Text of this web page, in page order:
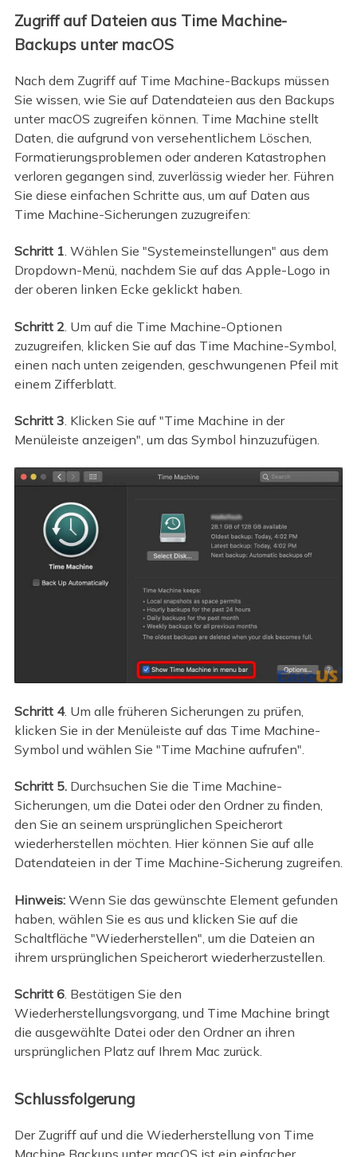
Zugriff auf Dateien aus Time Machine-
Backups unter macOS
Nach dem Zugriff auf Time Machine-Backups müssen
Sie wissen, wie Sie auf Datendateien aus den Backups
unter macOS zugreifen können. Time Machine stellt
Daten, die aufgrund von versehentlichem Löschen,
Formatierungsproblemen oder anderen Katastrophen
verloren gegangen sind, zuverlässig wieder her. Führen
Sie diese einfachen Schritte aus, um auf Daten aus
Time Machine-Sicherungen zuzugreifen:
Schritt 1. Wählen Sie "Systemeinstellungen" aus dem
Dropdown-Menü, nachdem Sie auf das Apple-Logo in
der oberen linken Ecke geklickt haben.
Schritt 2. Um auf die Time Machine-Optionen
zuzugreifen, klicken Sie auf das Time Machine-Symbol,
einen nach unten zeigenden, geschwungenen Pfeil mit
einem Zifferblatt.
Schritt 3. Klicken Sie auf "Time Machine in der
Menüleiste anzeigen", um das Symbol hinzuzufügen.
Schritt 4. Um alle früheren Sicherungen zu prüfen,
klicken Sie in der Menüleiste auf das Time Machine-
Symbol und wählen Sie "Time Machine aufrufen".
Schritt 5. Durchsuchen Sie die Time Machine-
Sicherungen, um die Datei oder den Ordner zu finden,
den Sie an seinem ursprünglichen Speicherort
wiederherstellen möchten. Hier können Sie auf alle
Datendateien in der Time Machine-Sicherung zugreifen.
Hinweis: Wenn Sie das gewünschte Element gefunden
haben, wählen Sie es aus und klicken Sie auf die
Schaltfläche "Wiederherstellen", um die Dateien an
ihrem ursprünglichen Speicherort wiederherzustellen.
Schritt 6. Bestätigen Sie den
Wiederherstellungsvorgang, und Time Machine bringt
die ausgewählte Datei oder den Ordner an ihren
ursprünglichen Platz auf Ihrem Mac zurück.
Schlussfolgerung
Der Zugriff auf und die Wiederherstellung von Time
Machine Backups unter macOS ist ein einfacher